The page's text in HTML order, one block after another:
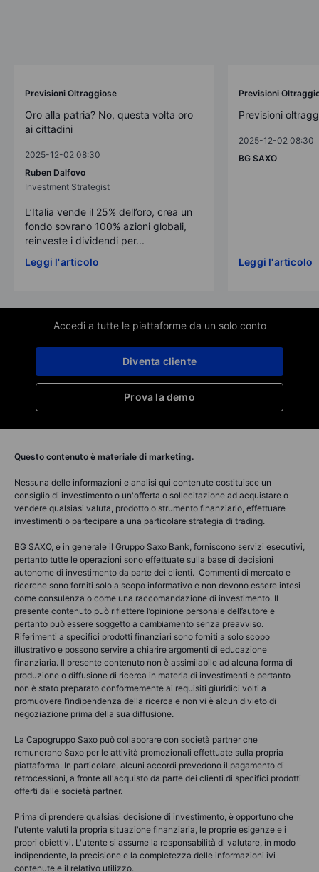
Previsioni Oltraggiose
Oro alla patria? No, questa volta oro
ai cittadini
2025-12-02 08:30
Ruben Dalfovo
Investment Strategist
L’Italia vende il 25% dell’oro, crea un
fondo sovrano 100% azioni globali,
reinveste i dividendi per...
Leggi l'articolo
Previsioni
Previsioni
2025-12-02 08:30
BG SAXO
Leggi l'articolo
Accedi a tutte le piattaforme da un solo conto
Prova la demo
Diventa cliente
Questo contenuto è materiale di marketing.
Nessuna delle informazioni e analisi qui contenute costituisce un
consiglio di investimento o un'offerta o sollecitazione ad acquistare o
vendere qualsiasi valuta, prodotto o strumento finanziario, effettuare
investimenti o partecipare a una particolare strategia di trading.
BG SAXO, e in generale il Gruppo Saxo Bank, forniscono servizi esecutivi,
pertanto tutte le operazioni sono effettuate sulla base di decisioni
autonome di investimento da parte dei clienti. Commenti di mercato e
ricerche sono forniti solo a scopo informativo e non devono essere intesi
come consulenza o come una raccomandazione di investimento. Il
presente contenuto può riflettere l’opinione personale dell’autore e
pertanto può essere soggetto a cambiamento senza preavviso.
Riferimenti a specifici prodotti finanziari sono forniti a solo scopo
illustrativo e possono servire a chiarire argomenti di educazione
finanziaria. Il presente contenuto non è assimilabile ad alcuna forma di
produzione o diffusione di ricerca in materia di investimenti e pertanto
non è stato preparato conformemente ai requisiti giuridici volti a
promuovere l’indipendenza della ricerca e non vi è alcun divieto di
negoziazione prima della sua diffusione.
La Capogruppo Saxo può collaborare con società partner che
remunerano Saxo per le attività promozionali effettuate sulla propria
piattaforma. In particolare, alcuni accordi prevedono il pagamento di
retrocessioni, a fronte all'acquisto da parte dei clienti di specifici prodotti
offerti dalle società partner.
Prima di prendere qualsiasi decisione di investimento, è opportuno che
l'utente valuti la propria situazione finanziaria, le proprie esigenze e i
propri obiettivi. L'utente si assume la responsabilità di valutare, in modo
indipendente, la precisione e la completezza delle informazioni ivi
contenute e il relativo utilizzo.